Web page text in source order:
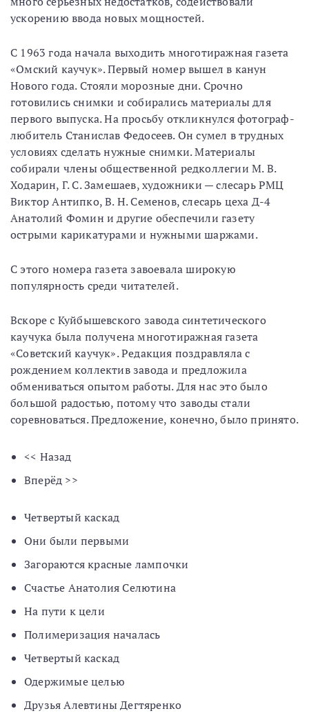
ускорению ввода новых мощностей.
С 1963 года начала выходить многотиражная газета
«Омский каучук». Первый номер вышел в канун
Нового года. Стояли морозные дни. Срочно
готовились снимки и собирались материалы для
первого выпуска. На просьбу откликнулся фотограф-
любитель Станислав Федосеев. Он сумел в трудных
условиях сделать нужные снимки. Материалы
собирали члены общественной редколлегии М. В.
Ходарин, Г. С. Замешаев, художники — слесарь РМЦ
Виктор Антипко, В. Н. Семенов, слесарь цеха Д-4
Анатолий Фомин и другие обеспечили газету
острыми карикатурами и нужными шаржами.
С этого номера газета завоевала широкую
популярность среди читателей.
Вскоре с Куйбышевского завода синтетического
каучука была получена многотиражная газета
«Советский каучук». Редакция поздравляла с
рождением коллектив завода и предложила
обмениваться опытом работы. Для нас это было
большой радостью, потому что заводы стали
соревноваться. Предложение, конечно, было принято.
<< Назад
Вперёд >>
Четвертый каскад
Они были первыми
Загораются красные лампочки
Счастье Анатолия Селютина
На пути к цели
Полимеризация началась
Четвертый каскад
Одержимые целью
Друзья Алевтины Дегтяренко